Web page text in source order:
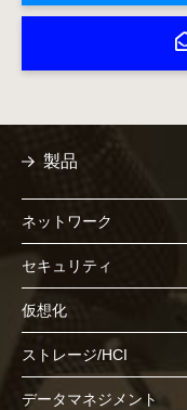
製品
ネットワーク
セキュリティ
仮想化
ストレージ/HCI
データマネジメント